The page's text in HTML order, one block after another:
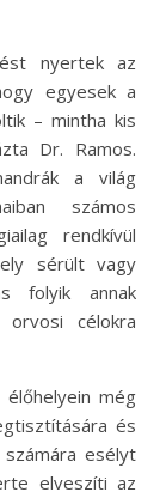
nyertek az
egyesek a
– mintha kis
Dr. Ramos.
a világ
számos
rendkívül
sérült vagy
folyik annak
célokra
élőhelyein még
és
esélyt
elveszíti az